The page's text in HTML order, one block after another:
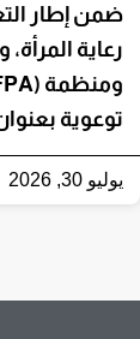
ضمن إطار
توعوية
يوليو 30, 2026